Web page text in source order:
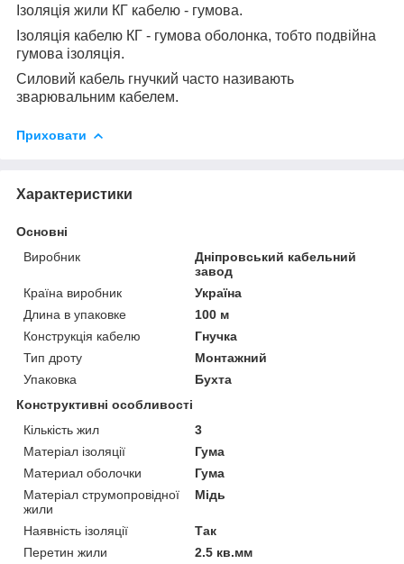
Ізоляція жили КГ кабелю - гумова.
Ізоляція кабелю КГ - гумова оболонка, тобто подвійна
гумова ізоляція.
Силовий кабель гнучкий часто називають
зварювальним кабелем.
Приховати
Характеристики
Основні
Виробник
Дніпровський кабельний
завод
Країна виробник
Україна
Длина в упаковке
100 м
Конструкція кабелю
Гнучка
Тип дроту
Монтажний
Упаковка
Бухта
Конструктивні особливості
Кількість жил
3
Матеріал ізоляції
Гума
Материал оболочки
Гума
Матеріал струмопровідної
жили
Мідь
Наявність ізоляції
Так
Перетин жили
2.5 кв.мм